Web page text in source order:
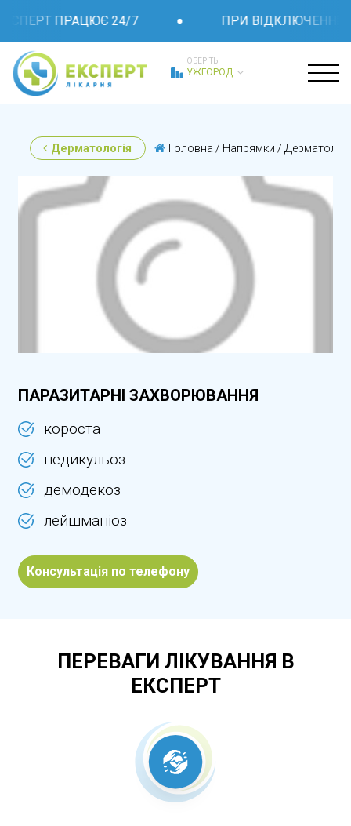
ПРАЦЮЄ 24/7 ПРИ ВІДКЛЮЧЕННІ
ОБЕРІТЬ
УЖГОРОД
Дерматологія Головна / Напрямки /
ПАРАЗИТАРНІ ЗАХВОРЮВАННЯ
короста
педикульоз
демодекоз
лейшманіоз
Консультація по телефону
ПЕРЕВАГИ ЛІКУВАННЯ В
ЕКСПЕРТ